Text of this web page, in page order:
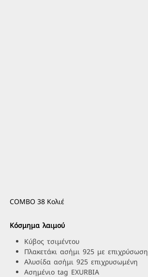
COMBO 38 Κολιέ
Κόσμημα λαιμού
Κύβος τσιμέντου
Πλακετάκι ασήμι 925 με επιχρύσωση
Αλυσίδα ασήμι 925 επιχρυσωμένη
Ασημένιο tag EXURBIA